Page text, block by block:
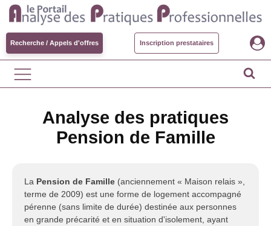
Recherche / Appels d'offres Inscription prestataires
Analyse des pratiques
Pension de Famille
La Pension de Famille (anciennement « Maison relais »,
terme de 2009) est une forme de logement accompagné
pérenne (sans limite de durée) destinée aux personnes
en grande précarité et en situation d'isolement, ayant